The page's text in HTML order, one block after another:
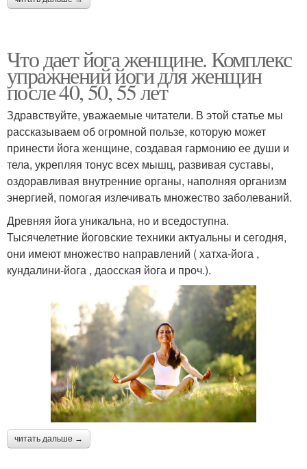
Что дает йога женщине. Комплекс
упражнений йоги для женщин
после 40, 50, 55 лет
Здравствуйте, уважаемые читатели. В этой статье мы
рассказываем об огромной пользе, которую может
принести йога женщине, создавая гармонию ее души и
тела, укрепляя тонус всех мышц, развивая суставы,
оздоравливая внутренние органы, наполняя организм
энергией, помогая излечивать множество заболеваний.
Древняя йога уникальна, но и вседоступна.
Тысячелетние йоговские техники актуальны и сегодня,
они имеют множество направлений ( хатха-йога ,
кундалини-йога , даосская йога и проч.).
читать дальше →